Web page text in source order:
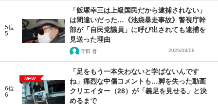
5位
5
「飯塚幸三は上級国民だから逮捕されない」
は間違いだった…《池袋暴走事故》警視庁幹
部が「自民党議員」に呼び出されても逮捕を
見送った理由
守田 哲 2026/08/08
6位
6
NEW
「足をもう一本失わないと学ばないんです
ね」痛烈な中傷コメントも…脚を失った動画
クリエイター（28）が「義足を見せる」と決
めるまで